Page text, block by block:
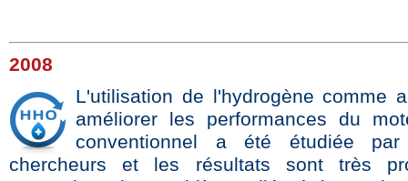
2008
L'utilisation de l'hydrogène comme
améliorer les performances du
conventionnel a été étudiée par
chercheurs et les résultats sont très